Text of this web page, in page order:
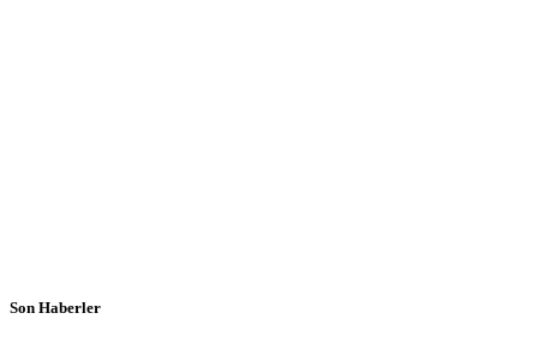
Son Haberler